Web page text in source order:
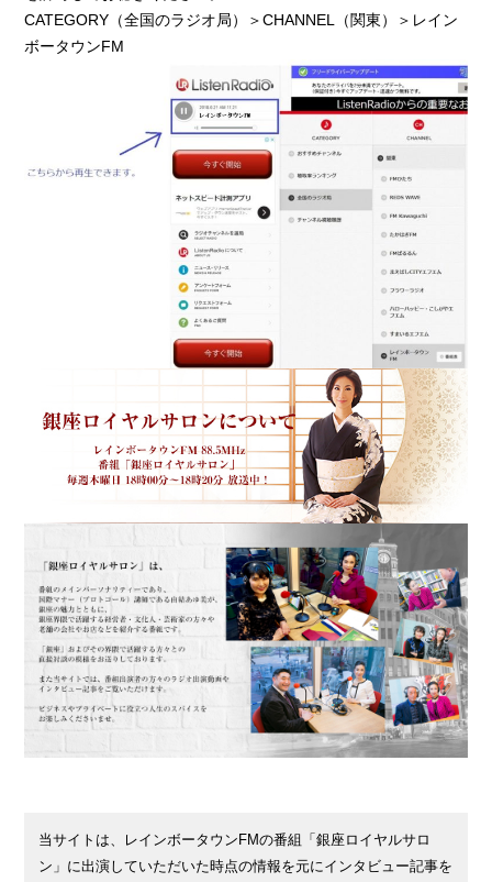
CATEGORY（全国のラジオ局）＞CHANNEL（関東）＞レイン
ボータウンFM
当サイトは、レインボータウンFMの番組「銀座ロイヤルサロ
ン」に出演していただいた時点の情報を元にインタビュー記事を